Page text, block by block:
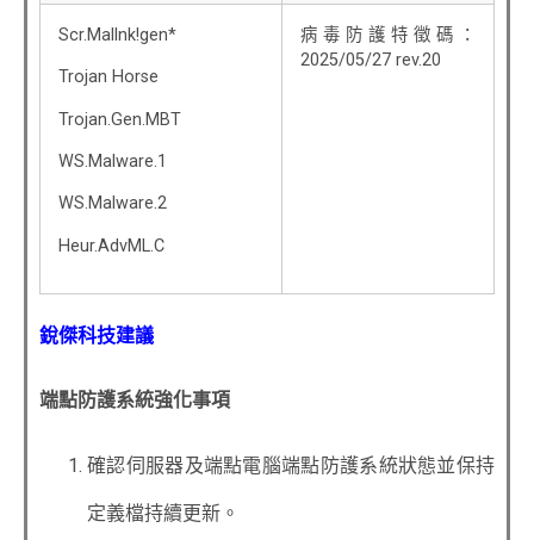
Scr.Mallnk!gen*
Trojan Horse
Trojan.Gen.MBT
WS.Malware.1
WS.Malware.2
Heur.AdvML.C
病毒防護特徵碼：
2025/05/27 rev.20
銳傑科技建議
端點防護系統強化事項
確認伺服器及端點電腦端點防護系統狀態並保持
定義檔持續更新。